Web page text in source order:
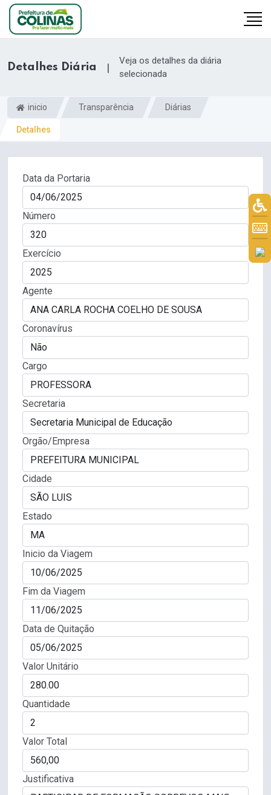
Detalhes Diária |
Veja os detalhes da diária
selecionada
inicio Transparência Diárias
Detalhes
Data da Portaria
Número
Exercício
Agente
Coronavírus
Cargo
Secretaria
Orgão/Empresa
Cidade
Estado
Inicio da Viagem
Fim da Viagem
Data de Quitação
Valor Unitário
Quantidade
Valor Total
Justificativa